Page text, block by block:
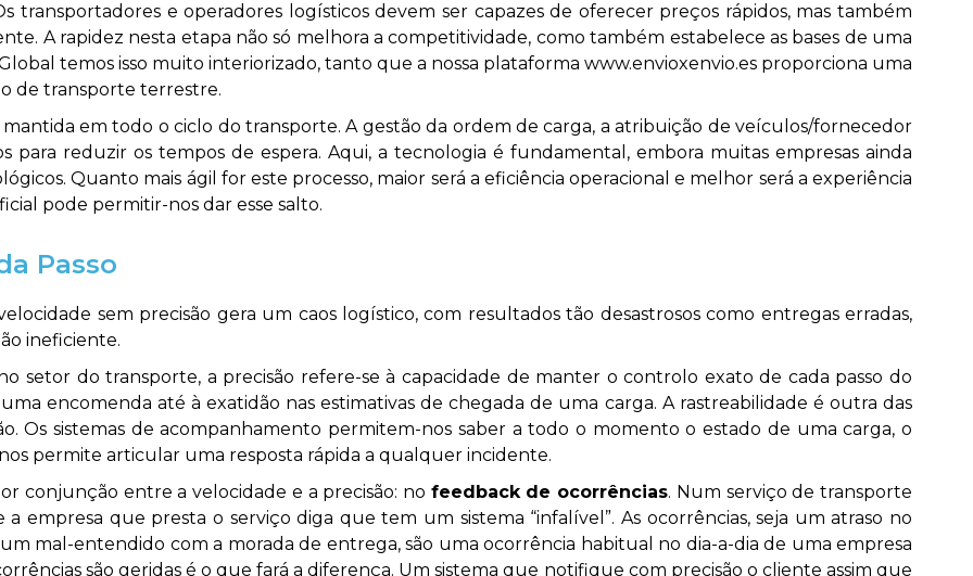
transportadores e operadores logísticos devem ser capazes de oferecer preços rápidos, mas também
A rapidez nesta etapa não só melhora a competitividade, como também estabelece as bases de uma
temos isso muito interiorizado, tanto que a nossa plataforma www.envioxenvio.es proporciona uma
de transporte terrestre.
mantida em todo o ciclo do transporte. A gestão da ordem de carga, a atribuição de veículos/fornecedor
para reduzir os tempos de espera. Aqui, a tecnologia é fundamental, embora muitas empresas ainda
Quanto mais ágil for este processo, maior será a eficiência operacional e melhor será a experiência
pode permitir-nos dar esse salto.
Passo
sem precisão gera um caos logístico, com resultados tão desastrosos como entregas erradas,
ineficiente.
setor do transporte, a precisão refere-se à capacidade de manter o controlo exato de cada passo do
encomenda até à exatidão nas estimativas de chegada de uma carga. A rastreabilidade é outra das
Os sistemas de acompanhamento permitem-nos saber a todo o momento o estado de uma carga, o
permite articular uma resposta rápida a qualquer incidente.
conjunção entre a velocidade e a precisão: no feedback de ocorrências. Num serviço de transporte
a empresa que presta o serviço diga que tem um sistema “infalível”. As ocorrências, seja um atraso no
mal-entendido com a morada de entrega, são uma ocorrência habitual no dia-a-dia de uma empresa
são geridas é o que fará a diferença. Um sistema que notifique com precisão o cliente assim que